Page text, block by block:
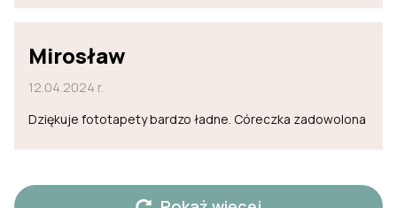
Mirosław
12.04.2024 r.
Dziękuje fototapety bardzo ładne. Córeczka zadowolona